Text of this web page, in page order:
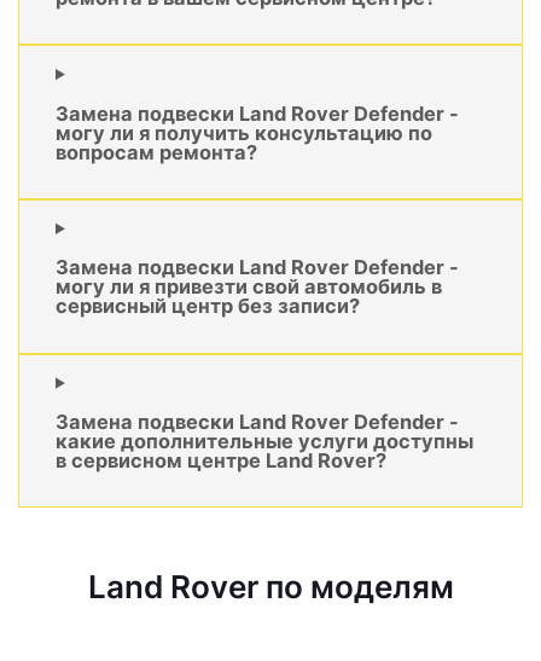
Замена подвески Land Rover Defender -
могу ли я получить консультацию по
вопросам ремонта?
Замена подвески Land Rover Defender -
могу ли я привезти свой автомобиль в
сервисный центр без записи?
Замена подвески Land Rover Defender -
какие дополнительные услуги доступны
в сервисном центре Land Rover?
Land Rover по моделям